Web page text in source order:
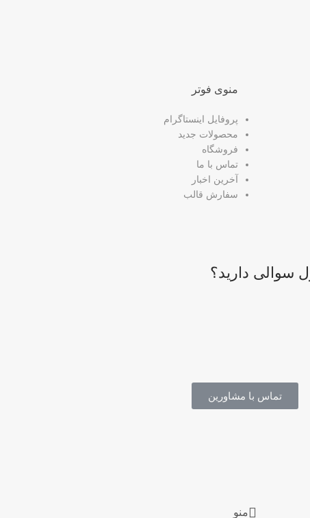
منوی فوتر
پروفایل اینستاگرام
محصولات جدید
فروشگاه
تماس با ما
آخرین اخبار
سفارش قالب
سوالی دارید؟
تماس با مشاورین
منو